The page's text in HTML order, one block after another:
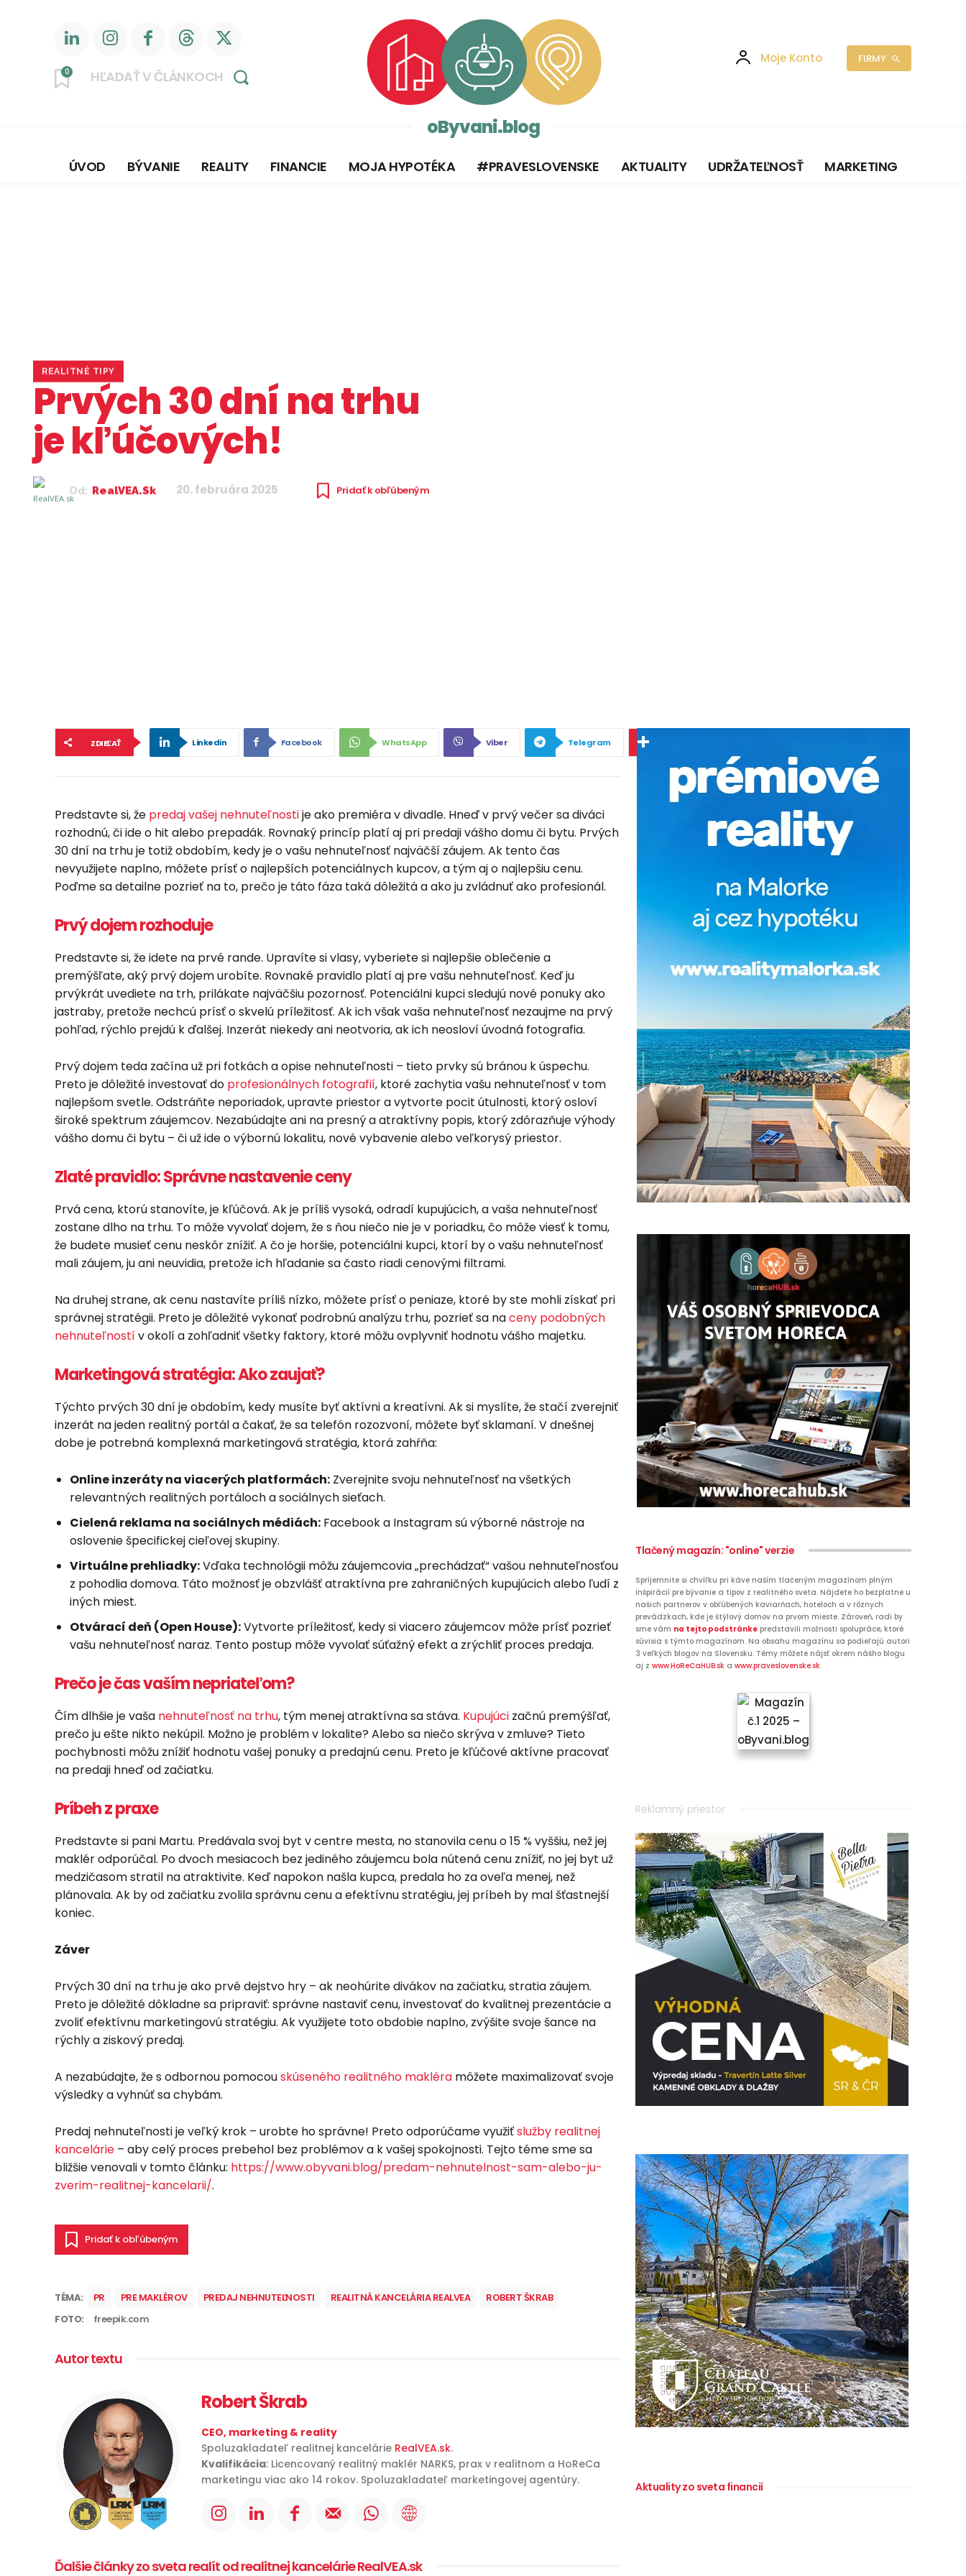
0 HĽADAŤ V ČLÁNKOCH
Moje Konto FIRMY
oByvani.blog
ÚVOD BÝVANIE REALITY FINANCIE MOJA HYPOTÉKA #PRAVESLOVENSKE AKTUALITY UDRŽATEĽNOSŤ MARKETING
REALITNÉ TIPY
Prvých 30 dní na trhu
je kľúčových!
Od: RealVEA.sk 20. februára 2025 Pridať k obľúbeným
ZDIEĽAŤ Linkedin Facebook WhatsApp Viber Telegram
Predstavte si, že predaj vašej nehnuteľnostije ako premiéra v divadle. Hneď v prvý večer sa diváci
rozhodnú, či ide o hit alebo prepadák. Rovnaký princíp platí aj pri predaji vášho domu či bytu. Prvých
30 dní na trhu je totiž obdobím, kedy je o vašu nehnuteľnosť najväčší záujem. Ak tento čas
nevyužijete naplno, môžete prísť o najlepších potenciálnych kupcov, a tým aj o najlepšiu cenu.
Poďme sa detailne pozrieť na to, prečo je táto fáza taká dôležitá a ako ju zvládnuť ako profesionál.
Prvý dojem rozhoduje
Predstavte si, že idete na prvé rande. Upravíte si vlasy, vyberiete si najlepšie oblečenie a
premýšľate, aký prvý dojem urobíte. Rovnaké pravidlo platí aj pre vašu nehnuteľnosť. Keď ju
prvýkrát uvediete na trh, prilákate najväčšiu pozornosť. Potenciálni kupci sledujú nové ponuky ako
jastraby, pretože nechcú prísť o skvelú príležitosť. Ak ich však vaša nehnuteľnosť nezaujme na prvý
pohľad, rýchlo prejdú k ďalšej. Inzerát niekedy ani neotvoria, ak ich neosloví úvodná fotografia.
Prvý dojem teda začína už pri fotkách a opise nehnuteľnosti – tieto prvky sú bránou k úspechu.
Preto je dôležité investovať do profesionálnych fotografií, ktoré zachytia vašu nehnuteľnosť v tom
najlepšom svetle. Odstráňte neporiadok, upravte priestor a vytvorte pocit útulnosti, ktorý osloví
široké spektrum záujemcov. Nezabúdajte ani na presný a atraktívny popis, ktorý zdôrazňuje výhody
vášho domu či bytu – či už ide o výbornú lokalitu, nové vybavenie alebo veľkorysý priestor.
Zlaté pravidlo: Správne nastavenie ceny
Prvá cena, ktorú stanovíte, je kľúčová. Ak je príliš vysoká, odradí kupujúcich, a vaša nehnuteľnosť
zostane dlho na trhu. To môže vyvolať dojem, že s ňou niečo nie je v poriadku, čo môže viesť k tomu,
že budete musieť cenu neskôr znížiť. A čo je horšie, potenciálni kupci, ktorí by o vašu nehnuteľnosť
mali záujem, ju ani neuvidia, pretože ich hľadanie sa často riadi cenovými filtrami.
Na druhej strane, ak cenu nastavíte príliš nízko, môžete prísť o peniaze, ktoré by ste mohli získať pri
správnej stratégii. Preto je dôležité vykonať podrobnú analýzu trhu, pozrieť sa naceny podobných
nehnuteľnostív okolí a zohľadniť všetky faktory, ktoré môžu ovplyvniť hodnotu vášho majetku.
Marketingová stratégia: Ako zaujať?
Týchto prvých 30 dní je obdobím, kedy musíte byť aktívni a kreatívni. Ak si myslíte, že stačí zverejniť
inzerát na jeden realitný portál a čakať, že sa telefón rozozvoní, môžete byť sklamaní. V dnešnej
dobe je potrebná komplexná marketingová stratégia, ktorá zahŕňa:
Online inzeráty na viacerých platformách: Zverejnite svoju nehnuteľnosť na všetkých
relevantných realitných portáloch a sociálnych sieťach.
Cielená reklama na sociálnych médiách: Facebook a Instagram sú výborné nástroje na
oslovenie špecifickej cieľovej skupiny.
Virtuálne prehliadky:Vďaka technológii môžu záujemcovia „prechádzať“ vašou nehnuteľnosťou
z pohodlia domova. Táto možnosť je obzvlášť atraktívna pre zahraničných kupujúcich alebo ľudí z
iných miest.
Otvárací deň (Open House):Vytvorte príležitosť, kedy si viacero záujemcov môže prísť pozrieť
vašu nehnuteľnosť naraz. Tento postup môže vyvolať súťažný efekt a zrýchliť proces predaja.
Prečo je čas vaším nepriateľom?
Čím dlhšie je vaša nehnuteľnosť na trhu, tým menej atraktívna sa stáva. Kupujúci začnú premýšľať,
prečo ju ešte nikto nekúpil. Možno je problém v lokalite? Alebo sa niečo skrýva v zmluve? Tieto
pochybnosti môžu znížiť hodnotu vašej ponuky a predajnú cenu. Preto je kľúčové aktívne pracovať
na predaji hneď od začiatku.
Príbeh z praxe
Predstavte si pani Martu. Predávala svoj byt v centre mesta, no stanovila cenu o 15 % vyššiu, než jej
maklér odporúčal. Po dvoch mesiacoch bez jediného záujemcu bola nútená cenu znížiť, no jej byt už
medzičasom stratil na atraktivite. Keď napokon našla kupca, predala ho za oveľa menej, než
plánovala. Ak by od začiatku zvolila správnu cenu a efektívnu stratégiu, jej príbeh by mal šťastnejší
koniec.
Záver
Prvých 30 dní na trhu je ako prvé dejstvo hry – ak neohúrite divákov na začiatku, stratia záujem.
Preto je dôležité dôkladne sa pripraviť: správne nastaviť cenu, investovať do kvalitnej prezentácie a
zvoliť efektívnu marketingovú stratégiu. Ak využijete toto obdobie naplno, zvýšite svoje šance na
rýchly a ziskový predaj.
A nezabúdajte, že s odbornou pomocouskúseného realitného makléra môžete maximalizovať svoje
výsledky a vyhnúť sa chybám.
Predaj nehnuteľnosti je veľký krok – urobte ho správne! Preto odporúčame využiťslužby realitnej
kancelárie – aby celý proces prebehol bez problémov a k vašej spokojnosti. Tejto téme sme sa
bližšie venovali v tomto článku: https://www.obyvani.blog/predam-nehnutelnost-sam-alebo-ju-
zverim-realitnej-kancelarii/.
Pridať k obľúbeným
TÉMA: PR PRE MAKLÉROV PREDAJ NEHNUTEĽNOSTI REALITNÁ KANCELÁRIA REALVEA
ROBERT ŠKRAB
FOTO:
freepik.com
Autor textu
Robert Škrab
CEO, marketing & reality
Spoluzakladateľ realitnej kancelárie RealVEA.sk.
Kvalifikácia: Licencovaný realitný maklér NARKS, prax v realitnom a HoReCa
marketingu viac ako 14 rokov. Spoluzakladateľ marketingovej agentúry.
Ďalšie články zo sveta realít od realitnej kancelárie RealVEA.sk
Tlačený magazín: "online" verzie
Spríjemnite si chvíľku pri káve naším tlačeným magazínom plným
inšpirácií pre bývanie a tipov z realitného sveta. Nájdete ho bezplatne u
našich partnerov v obľúbených kaviarňach, hoteloch a v rôznych
prevádzkach, kde je štýlový domov na prvom mieste. Zároveň, radi by
sme vám na tejto podstránke predstavili možnosti spolupráce, ktoré
súvisia s týmto magazínom. Na obsahu magazínu sa podieľajú autori
3 veľkých blogov na Slovensku. Témy môžete nájsť okrem nášho blogu
aj z www.HoReCaHUB.sk a www.praveslovenske.sk.
Reklamný priestor
Aktuality zo sveta financií